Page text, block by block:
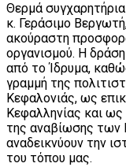
Θερμά
κ. Γεράσιμο
ακούραστη
οργανισμού. Η
από το Ίδρυμα,
γραμμή της
Κεφαλονιάς, ως
Κεφαλληνίας και ως
της αναβίωσης των
αναδεικνύουν την
του τόπου μας.